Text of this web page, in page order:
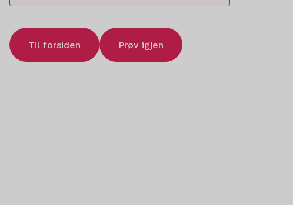
Til forsiden Prøv igjen